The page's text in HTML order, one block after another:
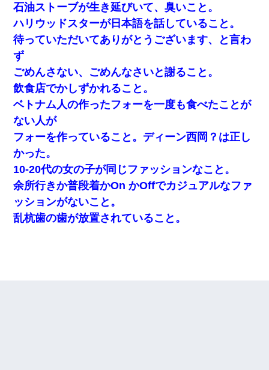
石油ストーブが生き延びいて、臭いこと。
ハリウッドスターが日本語を話していること。
待っていただいてありがとうございます、と言わ
ず
ごめんさない、ごめんなさいと謝ること。
飲食店でかしずかれること。
ベトナム人の作ったフォーを一度も食べたことが
ない人が
フォーを作っていること。ディーン西岡？は正し
かった。
10-20代の女の子が同じファッションなこと。
余所行きか普段着かOn かOffでカジュアルなファ
ッションがないこと。
乱杭歯の歯が放置されていること。